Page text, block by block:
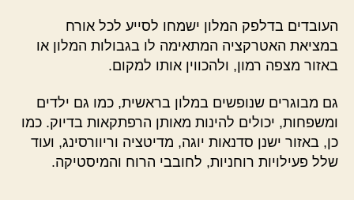
העובדים בדלפק המלון ישמחו לסייע לכל אורח
במציאת האטרקציה המתאימה לו בגבולות המלון או
באזור מצפה רמון, ולהכווין אותו למקום.
גם מבוגרים שנופשים במלון בראשית, כמו גם ילדים
ומשפחות, יכולים להינות מאותן הרפתקאות בדיוק. כמו
כן, באזור ישנן סדנאות יוגה, מדיטציה וריוורסינג, ועוד
שלל פעילויות רוחניות, לחובבי הרוח והמיסטיקה.